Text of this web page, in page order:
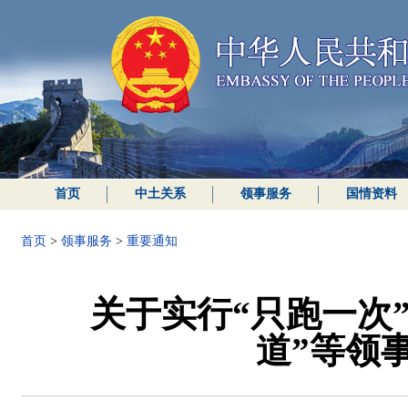
首页 中土关系 领事服务 国情资料
首页 > 领事服务 > 重要通知
关于实行“只跑一次
道”等领